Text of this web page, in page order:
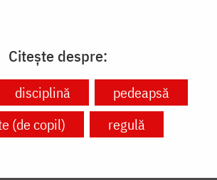
Citește despre:
disciplină
pedeapsă
(de copil)
regulă